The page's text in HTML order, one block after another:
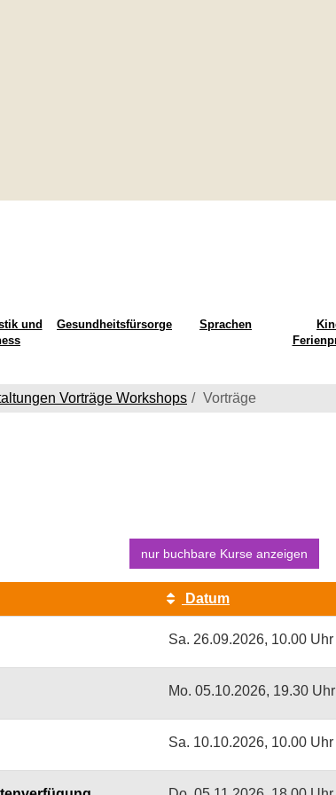
und
Gesundheitsfürsorge Sprachen
Vorträge Workshops Vorträge
nur buchbare Kurse anzeigen
Datum
Sa. 26.09.2026, 10.00 Uhr
Mo. 05.10.2026, 19.30 Uhr
Sa. 10.10.2026, 10.00 Uhr